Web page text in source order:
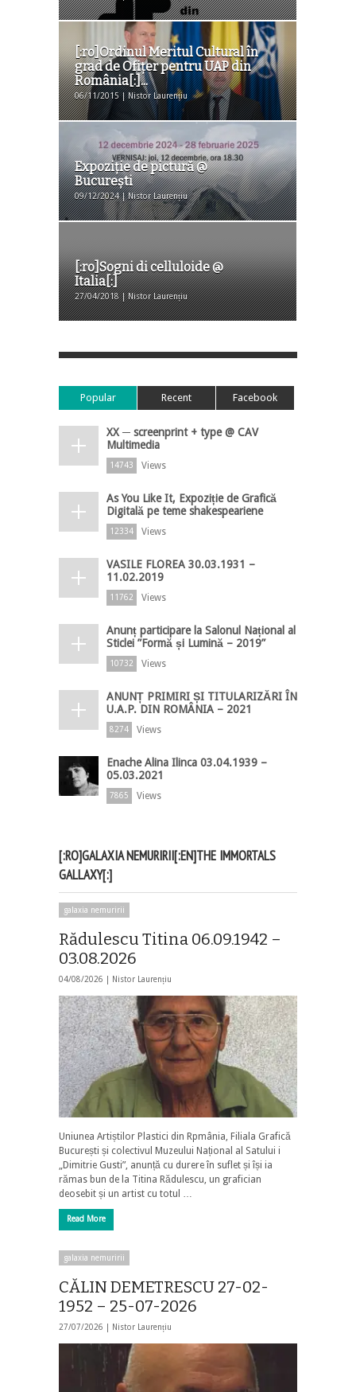
[:ro]Ordinul Meritul Cultural în
grad de Ofițer pentru UAP din
România[:]...
06/11/2015 | Nistor Laurențiu
Expoziţie de pictură @
Bucureşti
09/12/2024 | Nistor Laurențiu
[:ro]Sogni di celluloide @
Italia[:]
27/04/2018 | Nistor Laurențiu
Popular Recent Facebook
XX ─ screenprint + type @ CAV
Multimedia
14743 Views
As You Like It, Expoziție de Grafică
Digitală pe teme shakespeariene
12334 Views
VASILE FLOREA 30.03.1931 –
11.02.2019
11762 Views
Anunț participare la Salonul Național al
Sticlei ”Formă și Lumină – 2019”
10732 Views
ANUNȚ PRIMIRI ȘI TITULARIZĂRI ÎN
U.A.P. DIN ROMÂNIA – 2021
8274 Views
Enache Alina Ilinca 03.04.1939 –
05.03.2021
7865 Views
[:RO]GALAXIA NEMURIRII[:EN]THE IMMORTALS
GALLAXY[:]
galaxia nemuririi
Rădulescu Titina 06.09.1942 –
03.08.2026
04/08/2026 | Nistor Laurențiu
Uniunea Artiștilor Plastici din Rpmânia, Filiala Grafică
București și colectivul Muzeului Național al Satului i
„Dimitrie Gusti”, anunță cu durere în suflet și își ia
rămas bun de la Titina Rădulescu, un grafician
deosebit și un artist cu totul …
Read More
galaxia nemuririi
CĂLIN DEMETRESCU 27-02-
1952 – 25-07-2026
27/07/2026 | Nistor Laurențiu